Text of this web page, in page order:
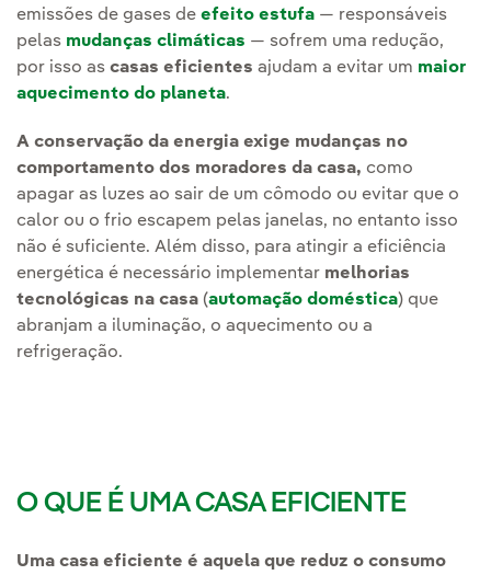
emissões de gases de efeito estufa — responsáveis
pelas mudanças climáticas — sofrem uma redução,
por isso as casas eficientes ajudam a evitar um maior
aquecimento do planeta.
A conservação da energia exige mudanças no
comportamento dos moradores da casa, como
apagar as luzes ao sair de um cômodo ou evitar que o
calor ou o frio escapem pelas janelas, no entanto isso
não é suficiente. Além disso, para atingir a eficiência
energética é necessário implementar melhorias
tecnológicas na casa (automação doméstica) que
abranjam a iluminação, o aquecimento ou a
refrigeração.
O QUE É UMA CASA EFICIENTE
Uma casa eficiente é aquela que reduz o consumo